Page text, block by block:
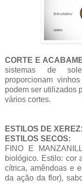
CORTE E
sistemas de
proporcionam
podem ser utilizados
vários cortes.
ESTILOS DE XEREZ:
ESTILOS SECOS:
FINO E
biológico. Estilo: cor
cítrica, amêndoas e
da ação da flor),